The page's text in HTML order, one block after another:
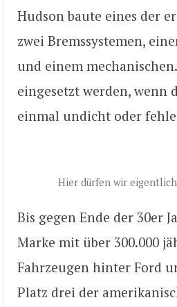
Hudson baute eines der
zwei Bremssystemen,
und einem
eingesetzt werden, wenn
einmal undicht oder
Hier dürfen wir
Bis gegen Ende der 30er
Marke mit über 300.000
Fahrzeugen hinter Ford
Platz drei der